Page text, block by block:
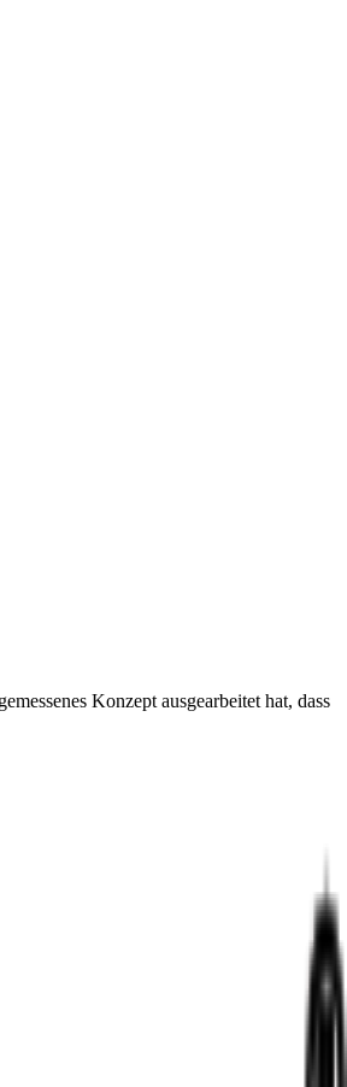
Konzept ausgearbeitet hat, dass